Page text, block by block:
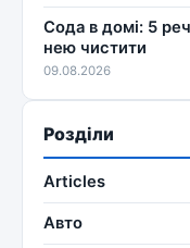
Сода в домі: 5
нею чистити
09.08.2026
Розділи
Articles
Авто